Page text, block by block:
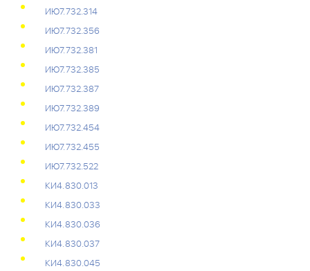
ИЮ7.732.314
ИЮ7.732.356
ИЮ7.732.381
ИЮ7.732.385
ИЮ7.732.387
ИЮ7.732.389
ИЮ7.732.454
ИЮ7.732.455
ИЮ7.732.522
КИ4.830.013
КИ4.830.033
КИ4.830.036
КИ4.830.037
КИ4.830.045